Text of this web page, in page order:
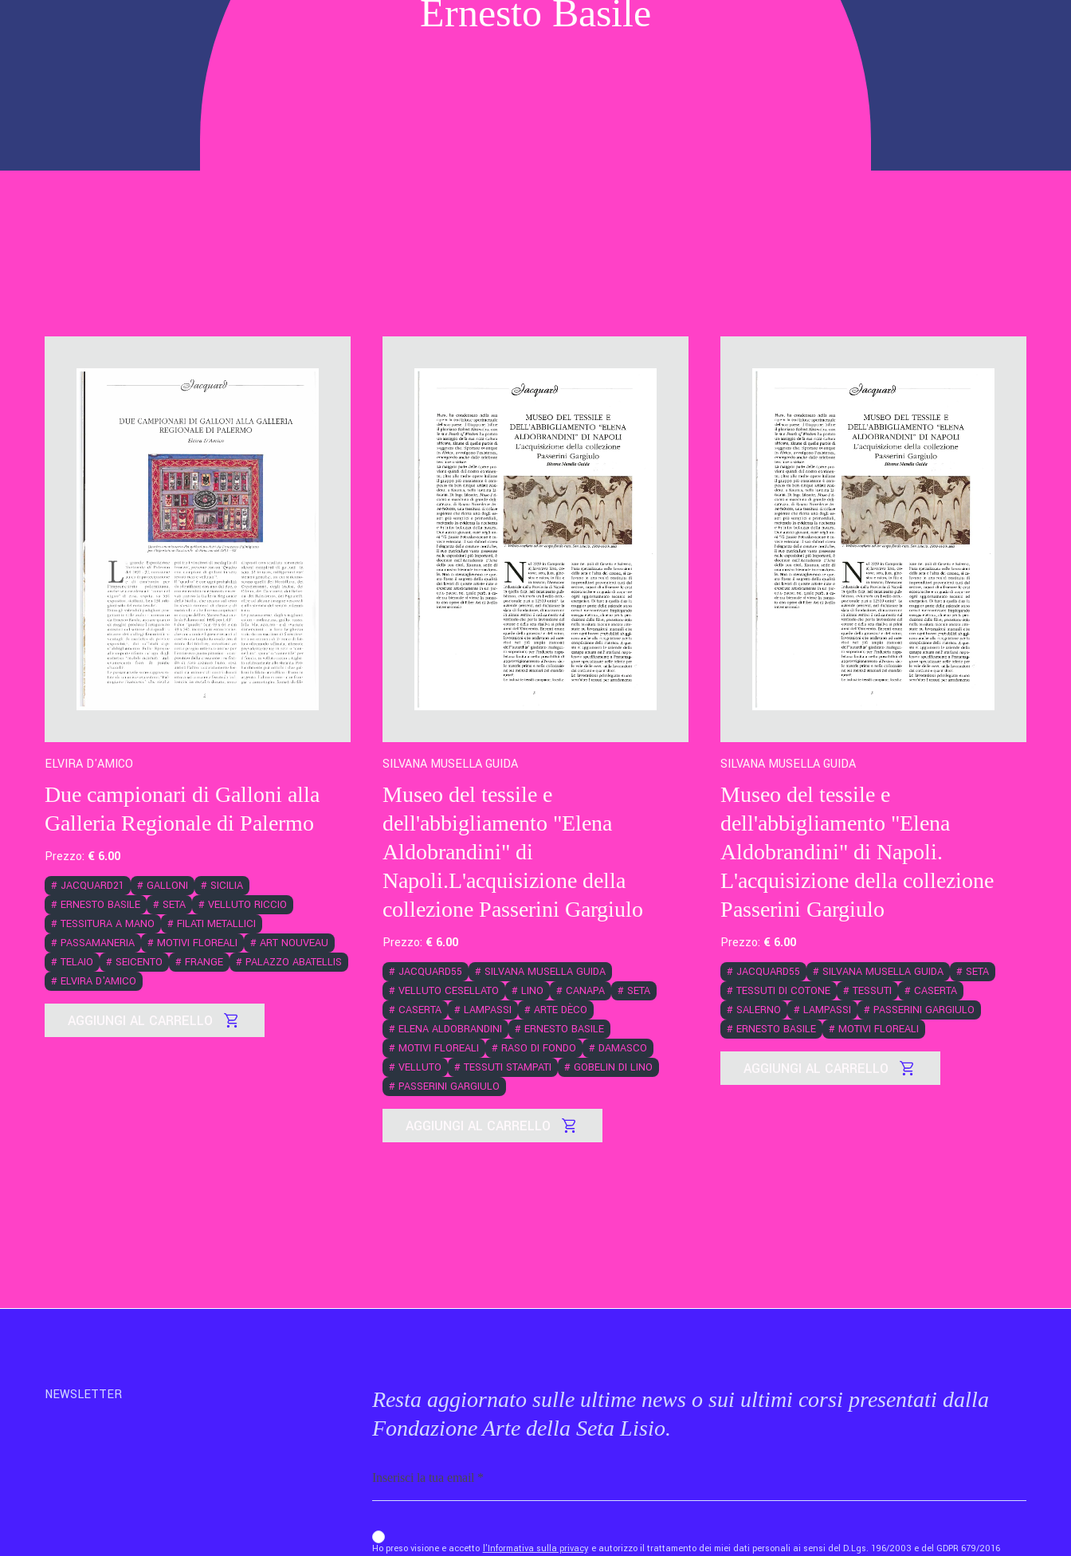
Ernesto Basile
ELVIRA D'AMICO
Due campionari di Galloni alla
Galleria Regionale di Palermo
Prezzo: € 6.00
# JACQUARD21 # GALLONI # SICILIA
# ERNESTO BASILE # SETA # VELLUTO RICCIO
# TESSITURA A MANO # FILATI METALLICI
# PASSAMANERIA # MOTIVI FLOREALI # ART NOUVEAU
# TELAIO # SEICENTO # FRANGE # PALAZZO ABATELLIS
# ELVIRA D'AMICO
AGGIUNGI AL CARRELLO
SILVANA MUSELLA GUIDA
Museo del tessile e
dell'abbigliamento "Elena
Aldobrandini" di
Napoli.L'acquisizione della
collezione Passerini Gargiulo
Prezzo: € 6.00
# JACQUARD55 # SILVANA MUSELLA GUIDA
# VELLUTO CESELLATO # LINO # CANAPA # SETA
# CASERTA # LAMPASSI # ARTE DÈCO
# ELENA ALDOBRANDINI # ERNESTO BASILE
# MOTIVI FLOREALI # RASO DI FONDO # DAMASCO
# VELLUTO # TESSUTI STAMPATI # GOBELIN DI LINO
# PASSERINI GARGIULO
AGGIUNGI AL CARRELLO
SILVANA MUSELLA GUIDA
Museo del tessile e
dell'abbigliamento "Elena
Aldobrandini" di Napoli.
L'acquisizione della collezione
Passerini Gargiulo
Prezzo: € 6.00
# JACQUARD55 # SILVANA MUSELLA GUIDA # SETA
# TESSUTI DI COTONE # TESSUTI # CASERTA
# SALERNO # LAMPASSI # PASSERINI GARGIULO
# ERNESTO BASILE # MOTIVI FLOREALI
AGGIUNGI AL CARRELLO
NEWSLETTER
Resta aggiornato sulle ultime news o sui ultimi corsi presentati dalla
Fondazione Arte della Seta Lisio.
b_b43a7bd9734c7124b3be52921_1911023b36
Ho preso visione e accetto l'Informativa sulla privacy e autorizzo il trattamento dei miei dati personali ai sensi del D.Lgs. 196/2003 e del GDPR 679/2016